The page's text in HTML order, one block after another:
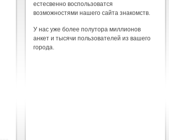
естесвенно воспользоватся
возможностями нашего сайта знакомств.
У нас уже более полутора миллионов
анкет и тысячи пользователей из вашего
города.